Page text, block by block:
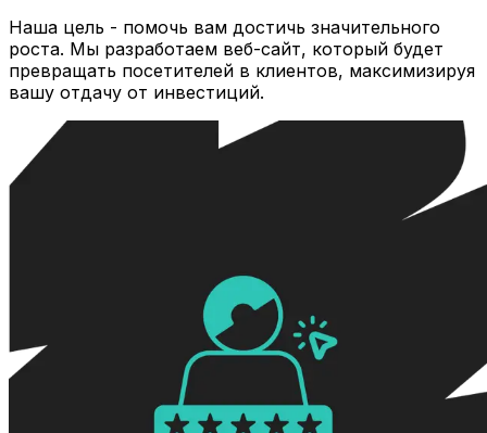
Наша цель - помочь вам достичь значительного
роста. Мы разработаем веб-сайт, который будет
превращать посетителей в клиентов, максимизируя
вашу отдачу от инвестиций.